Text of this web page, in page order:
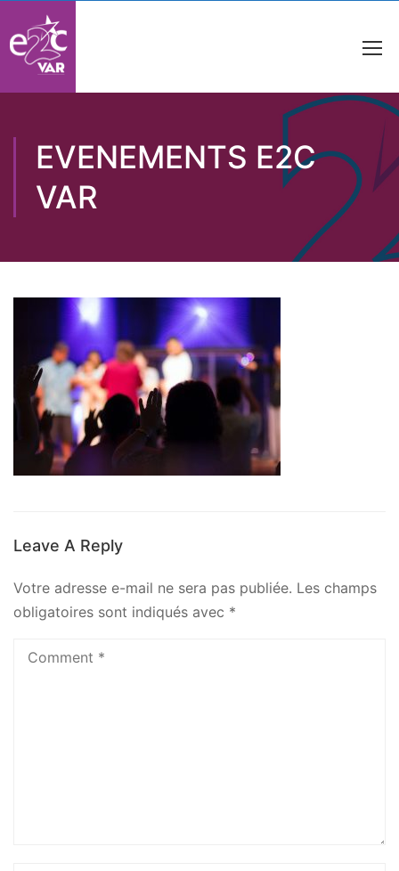
EVENEMENTS E2C
VAR
Leave A Reply
Votre adresse e-mail ne sera pas publiée. Les champs
obligatoires sont indiqués avec *